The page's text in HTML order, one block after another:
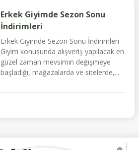
Erkek Giyimde Sezon Sonu
İndirimleri
Erkek Giyimde Sezon Sonu İndirimleri
Giyim konusunda alışveriş yapılacak en
güzel zaman mevsimin değişmeye
başladığı, mağazalarda ve sitelerde,...